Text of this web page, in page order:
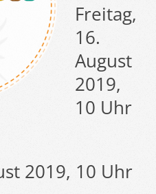
Freitag,
16.
August
2019,
10 Uhr
2019, 10 Uhr